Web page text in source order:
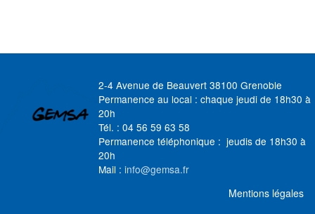
2-4 Avenue de Beauvert 38100 Grenoble
Permanence au local : chaque jeudi de 18h30 à
20h
Tél. : 04 56 59 63 58
Permanence téléphonique : jeudis de 18h30 à
20h
Mail : info@gemsa.fr
Mentions légales